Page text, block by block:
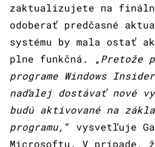
zaktualizujete na
odoberať predčasné
systému by mala ostať
plne funkčná. „Pretože
programe Windows
naďalej dostávať nové
budú aktivované na
programu, “ vysvetľuje
Microsoftu. V prípade,